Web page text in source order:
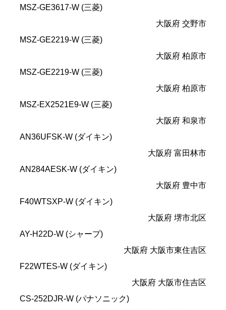
MSZ-GE3617-W (三菱)
大阪府 交野市
MSZ-GE2219-W (三菱)
大阪府 柏原市
MSZ-GE2219-W (三菱)
大阪府 柏原市
MSZ-EX2521E9-W (三菱)
大阪府 和泉市
AN36UFSK-W (ダイキン)
大阪府 富田林市
AN284AESK-W (ダイキン)
大阪府 豊中市
F40WTSXP-W (ダイキン)
大阪府 堺市北区
AY-H22D-W (シャープ)
大阪府 大阪市東住吉区
F22WTES-W (ダイキン)
大阪府 大阪市住吉区
CS-252DJR-W (パナソニック)